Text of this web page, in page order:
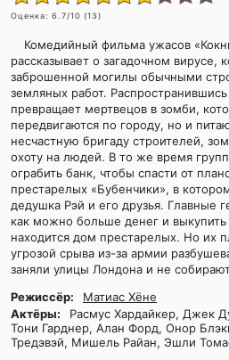
Оценка: 6.7/10 (13)
Комедийный фильма ужасов
рассказывает о загадочном
заброшенной могилы обычными
земляных работ.
превращает мертвецов в зомби,
передвигаются по городу, но и
несчастную бригаду строителей,
охоту на людей. В то же время
ограбить банк, чтобы спасти от
престарелых «Бубенчики», в
дедушка Рэй и его друзья. Главные
как можно больше денег и
находится дом престарелых. Но их
угрозой срыва из-за армии
заняли улицы Лондона и не
Режиссёр:
Матиас Хёне
Актёры:
Расмус Хардайкер, Джек
Тони Гарднер, Алан Форд, Онор
Тредэвэй, Мишель Райан, Эшли